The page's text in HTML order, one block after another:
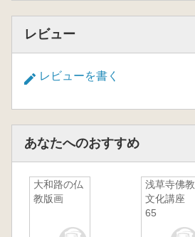
レビュー
レビューを書く
あなたへのおすすめ
大和路の仏
教版画
浅草寺佛教
文化講座
65